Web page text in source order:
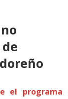
el programa